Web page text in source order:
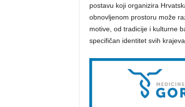
postavu koji organizira
obnovljenom prostoru može
motive, od tradicije i kulturne
specifičan identitet svih